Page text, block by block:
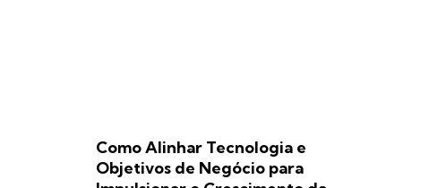
Como Alinhar Tecnologia e
Objetivos de Negócio para